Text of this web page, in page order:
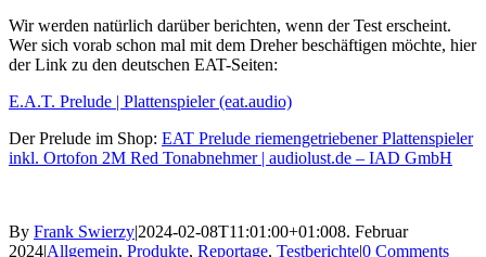
Wir werden natürlich darüber berichten, wenn der Test erscheint.
Wer sich vorab schon mal mit dem Dreher beschäftigen möchte, hier
der Link zu den deutschen EAT-Seiten:
E.A.T. Prelude | Plattenspieler (eat.audio)
Der Prelude im Shop: EAT Prelude riemengetriebener Plattenspieler
inkl. Ortofon 2M Red Tonabnehmer | audiolust.de – IAD GmbH
By Frank Swierzy|2024-02-08T11:01:00+01:008. Februar
2024|Allgemein, Produkte, Reportage, Testberichte|0 Comments